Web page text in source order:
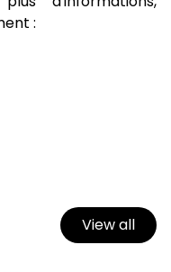
:
View all